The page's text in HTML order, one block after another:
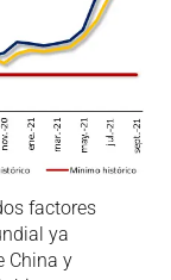
factores
ya
China y